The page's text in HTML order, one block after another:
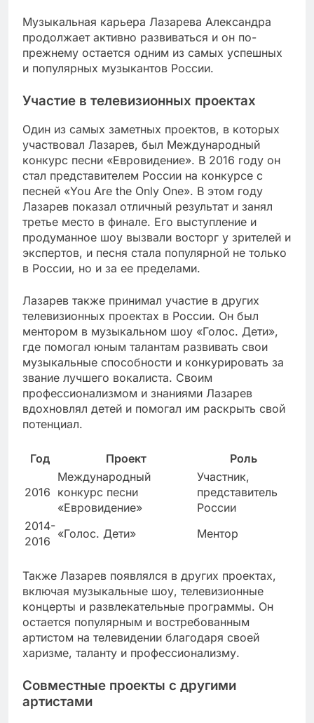
Музыкальная карьера Лазарева Александра
продолжает активно развиваться и он по-
прежнему остается одним из самых успешных
и популярных музыкантов России.
Участие в телевизионных проектах
Один из самых заметных проектов, в которых
участвовал Лазарев, был Международный
конкурс песни «Евровидение». В 2016 году он
стал представителем России на конкурсе с
песней «You Are the Only One». В этом году
Лазарев показал отличный результат и занял
третье место в финале. Его выступление и
продуманное шоу вызвали восторг у зрителей и
экспертов, и песня стала популярной не только
в России, но и за ее пределами.
Лазарев также принимал участие в других
телевизионных проектах в России. Он был
ментором в музыкальном шоу «Голос. Дети»,
где помогал юным талантам развивать свои
музыкальные способности и конкурировать за
звание лучшего вокалиста. Своим
профессионализмом и знаниями Лазарев
вдохновлял детей и помогал им раскрыть свой
потенциал.
Год Проект Роль
2016
Международный
конкурс песни
«Евровидение»
Участник,
представитель
России
2014-
2016
«Голос. Дети» Ментор
Также Лазарев появлялся в других проектах,
включая музыкальные шоу, телевизионные
концерты и развлекательные программы. Он
остается популярным и востребованным
артистом на телевидении благодаря своей
харизме, таланту и профессионализму.
Совместные проекты с другими
артистами